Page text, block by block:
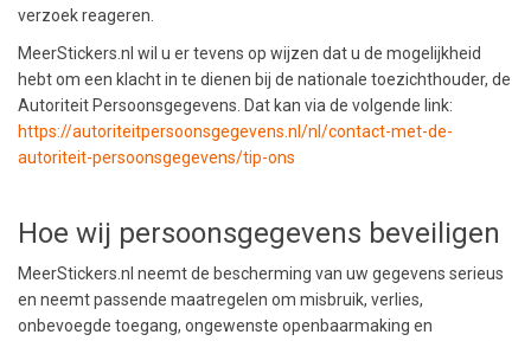
verzoek reageren.
MeerStickers.nl wil u er tevens op wijzen dat u de mogelijkheid
hebt om een klacht in te dienen bij de nationale toezichthouder, de
Autoriteit Persoonsgegevens. Dat kan via de volgende link:
https://autoriteitpersoonsgegevens.nl/nl/contact-met-de-
autoriteit-persoonsgegevens/tip-ons
Hoe wij persoonsgegevens beveiligen
MeerStickers.nl neemt de bescherming van uw gegevens serieus
en neemt passende maatregelen om misbruik, verlies,
onbevoegde toegang, ongewenste openbaarmaking en